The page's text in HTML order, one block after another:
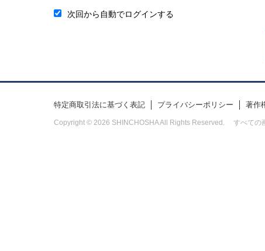
次回から自動でログインする
特定商取引法に基づく表記 プライバシーポリシー 著作
Copyright © 2026 SHINCHOSHA All Rights Reserved. すべての